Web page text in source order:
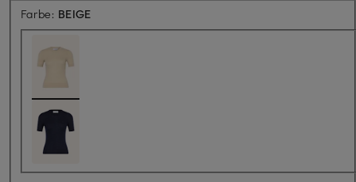
Farbe: BEIGE